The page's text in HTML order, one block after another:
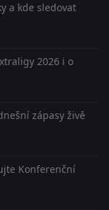
a kde sledovat
2026 i o
zápasy živě
Konferenční